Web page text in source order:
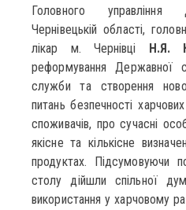
Головного управління
Чернівецькій області,
лікар м. Чернівці Н.Я.
реформування Державної
служби та створення
питань безпечності
споживачів, про сучасні
якісне та кількісне
продуктах. Підсумовуючи
столу дійшли спільної
використання у харчовому